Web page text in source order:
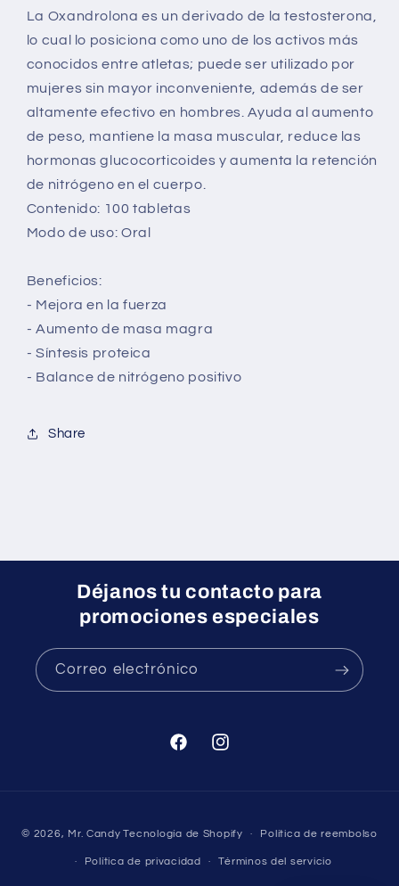
La Oxandrolona es un derivado de la testosterona,
lo cual lo posiciona como uno de los activos más
conocidos entre atletas; puede ser utilizado por
mujeres sin mayor inconveniente, además de ser
altamente efectivo en hombres. Ayuda al aumento
de peso, mantiene la masa muscular, reduce las
hormonas glucocorticoides y aumenta la retención
de nitrógeno en el cuerpo.
Contenido: 100 tabletas
Modo de uso: Oral
Beneficios:
- Mejora en la fuerza
- Aumento de masa magra
- Síntesis proteica
- Balance de nitrógeno positivo
Share
Déjanos tu contacto para
promociones especiales
Correo electrónico
FacebookInstagram
de
pago
© 2026, Mr. Candy Tecnología de Shopify Política de reembolso
Política de privacidad Términos del servicio